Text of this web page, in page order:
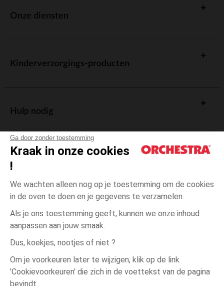
Ga door zonder toestemming
Kraak in onze cookies
!
We wachten alleen nog op je toestemming om de cookies
in de oven te doen en je gegevens te verzamelen.
Als je ons toestemming geeft, kunnen we onze inhoud
aanpassen aan jouw smaak.
Dus, koekjes, nootjes of niet ?
Om je voorkeuren later te wijzigen, klik op de link
'Cookievoorkeuren' die zich in de voettekst van de pagina
bevindt.
Blauw Blauw
6
Onze diensten
Kinderverzorgings-producten
Hulp nodig
Algemene verkoopsvoorwaarden
Wettelijke bepalingen
Persoonsgegevens